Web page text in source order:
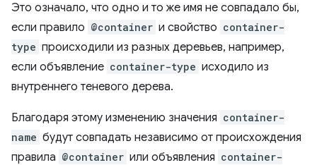
Это означало, что одно и то же имя не совпадало бы,
если правило @container и свойство container-
type происходили из разных деревьев, например,
если объявление container-type исходило из
внутреннего теневого дерева.
Благодаря этому изменению значения container-
name будут совпадать независимо от происхождения
правила @container или объявления container-